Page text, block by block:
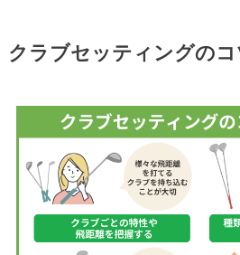
クラブセッティングの